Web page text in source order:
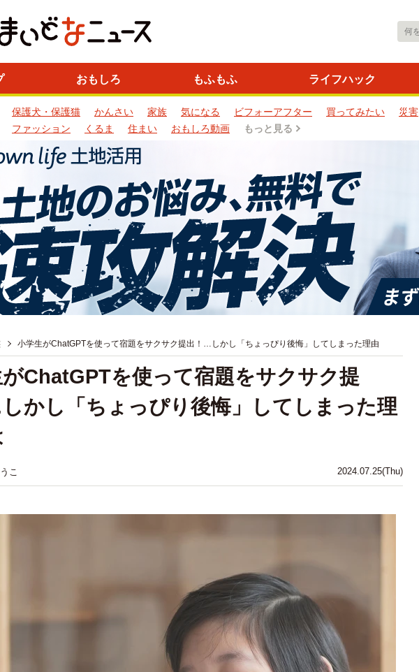
おもしろ もふもふ ライフハック
保護犬・保護猫 かんさい 家族 気になる ビフォーアフター 買ってみたい 災害
ファッション
くるま 住まい おもしろ動画 もっと見る
小学生がChatGPTを使って宿題をサクサク提出！…しかし「ちょっぴり後悔」してしまった理由
2024.07.25(Thu)
ChatGPTを使って宿題をサクサク提
かし「ちょっぴり後悔」してしまった理
こ